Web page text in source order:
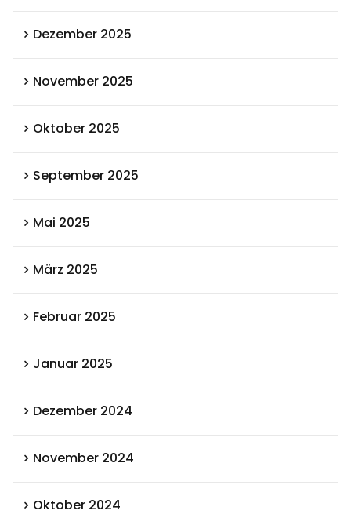
Dezember 2025
November 2025
Oktober 2025
September 2025
Mai 2025
März 2025
Februar 2025
Januar 2025
Dezember 2024
November 2024
Oktober 2024